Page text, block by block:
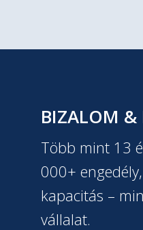
BIZALOM &
Több mint 13
000+
kapacitás –
vállalat.